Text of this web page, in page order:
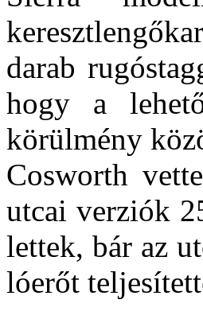
darab
hogy a
körülmény
Cosworth
utcai verziók
lettek, bár az
lóerőt